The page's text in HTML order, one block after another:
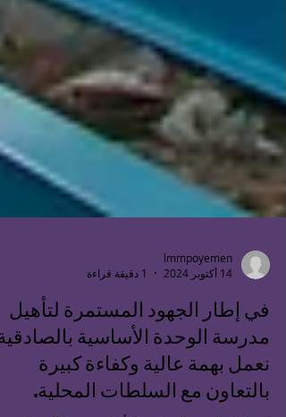
lmmpoyemen
14 أكتوبر 2024
1 دقيقة قراءة
في إطار الجهود المستمرة لتأهيل
مدرسة الوحدة الأساسية
نعمل بهمة عالية وكفاءة كبيرة